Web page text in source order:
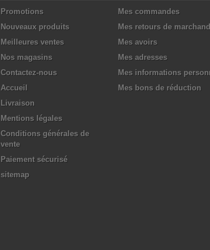
Promotions
Nouveaux produits
Meilleures ventes
Nos magasins
Contactez-nous
Accueil
Livraison
Mentions légales
Conditions générales de
vente
Paiement sécurisé
sitemap
Mes commandes
Mes retours de
Mes avoirs
Mes adresses
Mes informations
Mes bons de réduction